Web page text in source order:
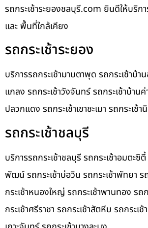
รถกระเช้าระยองชลบุรี.com ยินดีให้บริก
และ พื้นที่ใกล้เคียง
รถกระเช้าระยอง
บริการรถกระเช้ามาบตาพุด รถกระเช้าบ้า
แกลง รถกระเช้าวังจันทร์ รถกระเช้าบ้านค่
ปลวกแดง รถกระเช้าเขาชะเมา รถกระเช้
รถกระเช้าชลบุรี
บริการรถกระเช้าชลบุรี รถกระเช้าอมตะซิ
พัฒน์ รถกระเช้าบ่อวิน รถกระเช้าพัทยา ร
กระเช้าหนองใหญ่ รถกระเช้าพานทอง ร
กระเช้าศรีราชา รถกระเช้าสัตหีบ รถกระเ